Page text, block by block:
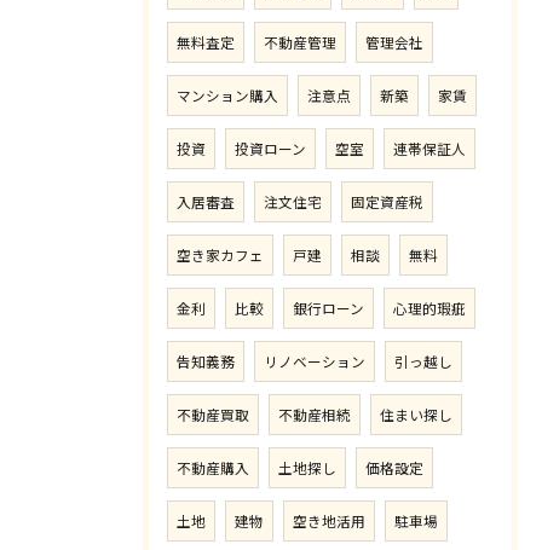
無料査定 不動産管理 管理会社
マンション購入 注意点 新築 家賃
投資 投資ローン 空室 連帯保証人
入居審査 注文住宅 固定資産税
空き家カフェ 戸建 相談 無料
金利 比較 銀行ローン 心理的瑕疵
告知義務 リノベーション 引っ越し
不動産買取 不動産相続 住まい探し
不動産購入 土地探し 価格設定
土地 建物 空き地活用 駐車場